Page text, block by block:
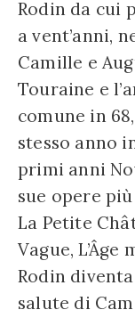
Rodin da cui
a vent’anni,
Camille e
Touraine e
comune in
stesso anno
primi anni
sue opere
La Petite
Vague,
Rodin
salute di